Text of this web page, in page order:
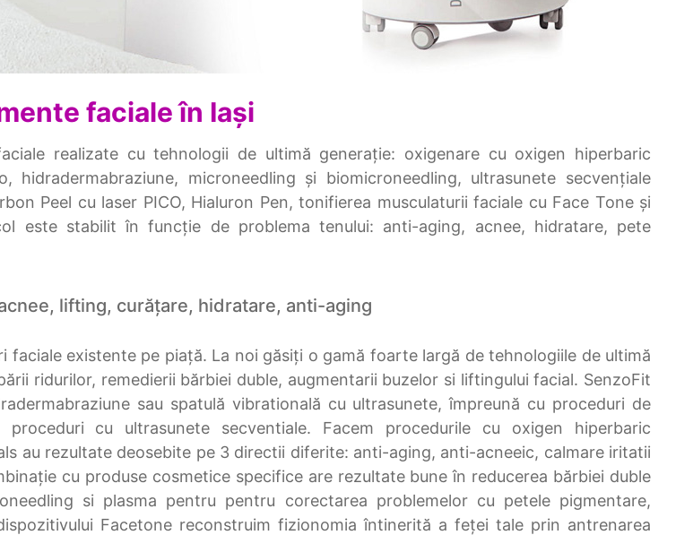
faciale în Iași
realizate cu tehnologii de ultimă generație: oxigenare cu oxigen hiperbaric
hidradermabraziune, microneedling și biomicroneedling, ultrasunete secvențiale
Peel cu laser PICO, Hialuron Pen, tonifierea musculaturii faciale cu Face Tone și
este stabilit în funcție de problema tenului: anti-aging, acnee, hidratare, pete
lifting, curățare, hidratare, anti-aging
existente pe piață. La noi găsiți o gamă foarte largă de tehnologiile de ultimă
ridurilor, remedierii bărbiei duble, augmentarii buzelor si liftingului facial. SenzoFit
sau spatulă vibratională cu ultrasunete, împreună cu proceduri de
cu ultrasunete secventiale. Facem procedurile cu oxigen hiperbaric
au rezultate deosebite pe 3 directii diferite: anti-aging, anti-acneeic, calmare iritatii
cu produse cosmetice specifice are rezultate bune în reducerea bărbiei duble
si plasma pentru pentru corectarea problemelor cu petele pigmentare,
Facetone reconstruim fizionomia întinerită a feței tale prin antrenarea